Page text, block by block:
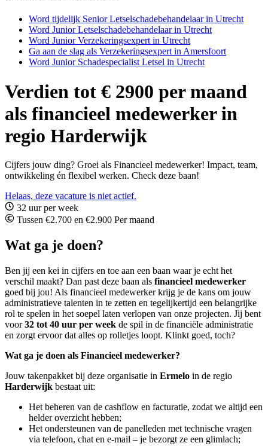
Word tijdelijk Senior Letselschadebehandelaar in Utrecht
Word Junior Letselschadebehandelaar in Utrecht
Word Junior Verzekeringsexpert in Utrecht
Ga aan de slag als Verzekeringsexpert in Amersfoort
Word Junior Schadespecialist Letsel in Utrecht
Verdien tot € 2900 per maand
als financieel medewerker in
regio Harderwijk
Cijfers jouw ding? Groei als Financieel medewerker! Impact, team,
ontwikkeling én flexibel werken. Check deze baan!
Helaas, deze vacature is niet actief.
32 uur per week
Tussen €2.700 en €2.900 Per maand
Wat ga je doen?
Ben jij een kei in cijfers en toe aan een baan waar je echt het
verschil maakt? Dan past deze baan als financieel medewerker
goed bij jou! Als financieel medewerker krijg je de kans om jouw
administratieve talenten in te zetten en tegelijkertijd een belangrijke
rol te spelen in het soepel laten verlopen van onze projecten. Jij bent
voor32 tot 40 uur per week de spil in de financiële administratie
en zorgt ervoor dat alles op rolletjes loopt. Klinkt goed, toch?
Wat ga je doen als Financieel medewerker?
Jouw takenpakket bij deze organisatie in Ermelo in de regio
Harderwijk bestaat uit:
Het beheren van de cashflow en facturatie, zodat we altijd een
helder overzicht hebben;
Het ondersteunen van de panelleden met technische vragen
via telefoon, chat en e-mail – je bezorgt ze een glimlach;